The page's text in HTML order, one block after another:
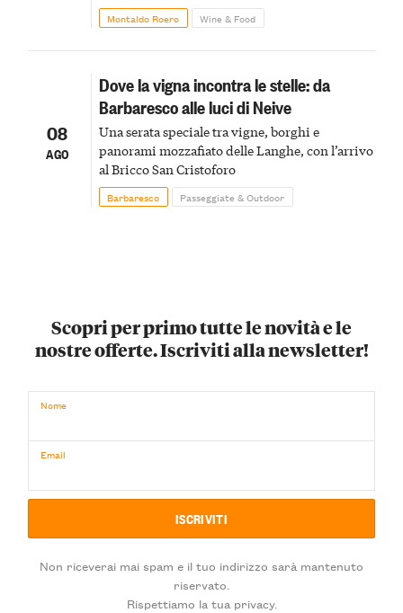
Montaldo Roero Wine & Food
08
AGO
Dove la vigna incontra le stelle: da
Barbaresco alle luci di Neive
Una serata speciale tra vigne, borghi e
panorami mozzafiato delle Langhe, con l’arrivo
al Bricco San Cristoforo
Barbaresco Passeggiate & Outdoor
Scopri per primo tutte le novità e le
nostre offerte. Iscriviti alla newsletter!
Nome
Email
Non riceverai mai spam e il tuo indirizzo sarà mantenuto
riservato.
Rispettiamo la tua privacy.